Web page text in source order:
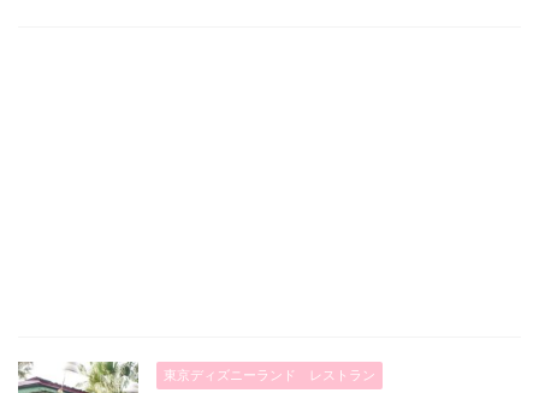
東京ディズニーランド レストラン